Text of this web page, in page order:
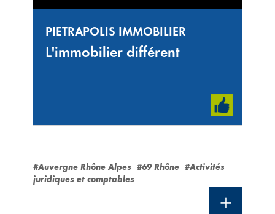
PIETRAPOLIS IMMOBILIER
L'immobilier différent
#Auvergne Rhône Alpes #69 Rhône #Activités
juridiques et comptables